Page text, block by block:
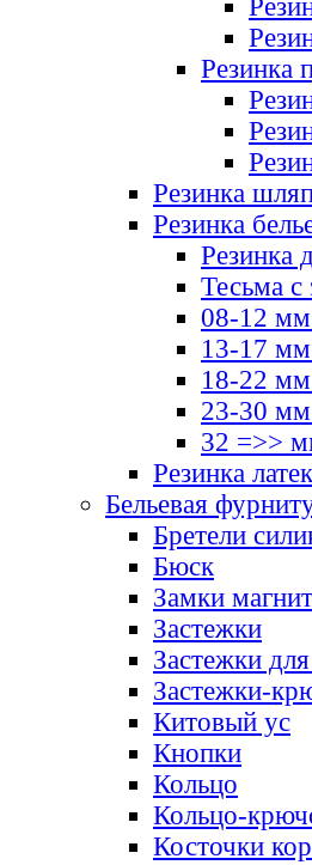
Резинка
Резинка
Резинка
Резинка
Тесьма с
08-12 мм
13-17 мм
18-22 мм
23-30 мм
32 =>>
Резинка
Бельевая
Бретели
Бюск
Замки
Застежки
Застежки
Застежки-
Китовый ус
Кнопки
Кольцо
Кольцо-
Косточки